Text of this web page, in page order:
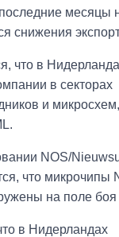
месяцы
снижения
что в
в секторах
и
NOS/
что микрочипы
на поле боя
в Нидерландах